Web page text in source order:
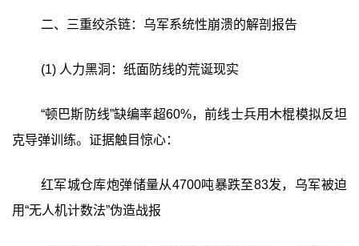
二、三重绞杀链：乌军系统性崩溃的解剖报告
(1) 人力黑洞：纸面防线的荒诞现实
“顿巴斯防线”缺编率超60%，前线士兵用木棍模拟反坦
克导弹训练。证据触目惊心：
红军城仓库炮弹储量从4700吨暴跌至83发，乌军被迫
用“无人机计数法”伪造战报